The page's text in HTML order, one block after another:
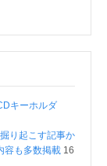
キーホルダ
り起こす記事か
容も多数掲載 16